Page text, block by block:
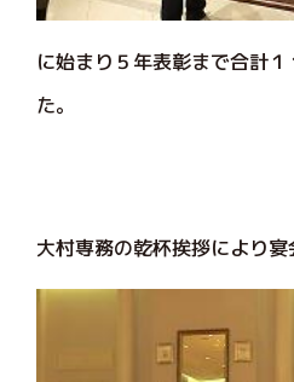
に始まり５年表彰まで合計
た。
大村専務の乾杯挨拶により